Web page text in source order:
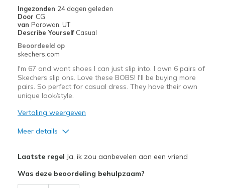
Beste toepassingen
Casual Wear
Walking the dog
Width
Feels true to width
Sizing
Ingezonden 24 dagen geleden
Door CG
van Parowan, UT
Describe Yourself Casual
Beoordeeld op
skechers.com
I'm 67 and want shoes I can just slip into. I own 6 pairs of
Skechers slip ons. Love these BOBS! I'll be buying more
pairs. So perfect for casual dress. They have their own
unique look/style.
Vertaling weergeven
Meer details
Breathe Well
Laatste regel Ja, ik zou aanbevelen aan een vriend
Was deze beoordeling behulpzaam?